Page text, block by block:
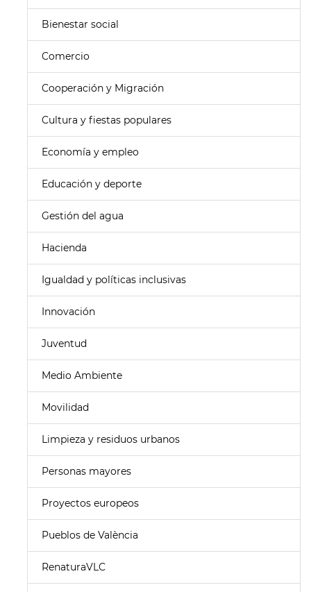
Bienestar social
Comercio
Cooperación y Migración
Cultura y fiestas populares
Economía y empleo
Educación y deporte
Gestión del agua
Hacienda
Igualdad y políticas inclusivas
Innovación
Juventud
Medio Ambiente
Movilidad
Limpieza y residuos urbanos
Personas mayores
Proyectos europeos
Pueblos de València
RenaturaVLC